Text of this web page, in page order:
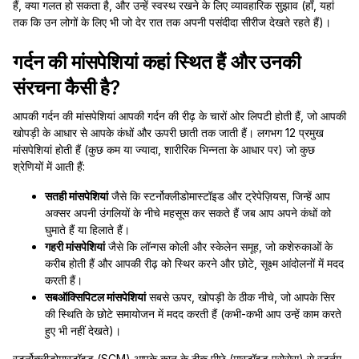
हैं, क्या गलत हो सकता है, और उन्हें स्वस्थ रखने के लिए व्यावहारिक सुझाव (हाँ, यहां
तक कि उन लोगों के लिए भी जो देर रात तक अपनी पसंदीदा सीरीज देखते रहते हैं)।
गर्दन की मांसपेशियां कहां स्थित हैं और उनकी
संरचना कैसी है?
आपकी गर्दन की मांसपेशियां आपकी गर्दन की रीढ़ के चारों ओर लिपटी होती हैं, जो आपकी
खोपड़ी के आधार से आपके कंधों और ऊपरी छाती तक जाती हैं। लगभग 12 प्रमुख
मांसपेशियां होती हैं (कुछ कम या ज्यादा, शारीरिक भिन्नता के आधार पर) जो कुछ
श्रेणियों में आती हैं:
सतही मांसपेशियांजैसे कि स्टर्नोक्लीडोमास्टॉइड और ट्रेपेज़ियस, जिन्हें आप
अक्सर अपनी उंगलियों के नीचे महसूस कर सकते हैं जब आप अपने कंधों को
घुमाते हैं या हिलाते हैं।
गहरी मांसपेशियांजैसे कि लॉन्गस कोली और स्केलेन समूह, जो कशेरुकाओं के
करीब होती हैं और आपकी रीढ़ को स्थिर करने और छोटे, सूक्ष्म आंदोलनों में मदद
करती हैं।
सबऑक्सिपिटल मांसपेशियांसबसे ऊपर, खोपड़ी के ठीक नीचे, जो आपके सिर
की स्थिति के छोटे समायोजन में मदद करती हैं (कभी-कभी आप उन्हें काम करते
हुए भी नहीं देखते)।